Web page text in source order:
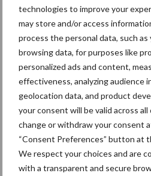
technologies to improve your
may store and/or access
process the personal data, such as
browsing data, for purposes like
personalized ads and content,
effectiveness, analyzing audience
geolocation data, and product
your consent will be valid across all
change or withdraw your consent
“Consent Preferences” button at
We respect your choices and are
with a transparent and secure
Primaire
Sidebar
Recent nieuws
Afrikaanse
varkenspest
Toon